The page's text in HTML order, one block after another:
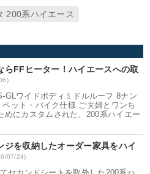
200系ハイエース
らFFヒーター！ハイエースへの取
GLワイドボディミドルルーフ 8ナン
ット・バイク仕様 ご夫婦とワンち
めにカスタムされた、200系ハイエー
ジを収納したオーダー家具をハイ
07/24)